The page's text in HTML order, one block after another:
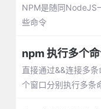
NPM是随同NodeJS
些命令
npm 执行多个
直接通过&&连接多
个窗口分别执行多条